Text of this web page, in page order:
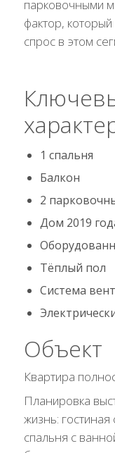
парковочными
фактор,
спрос в этом
1 спальня
Балкон
2
Дом 2019
Тёплый пол
Система
Объект
Квартира
Планировка
жизнь:
спальня с